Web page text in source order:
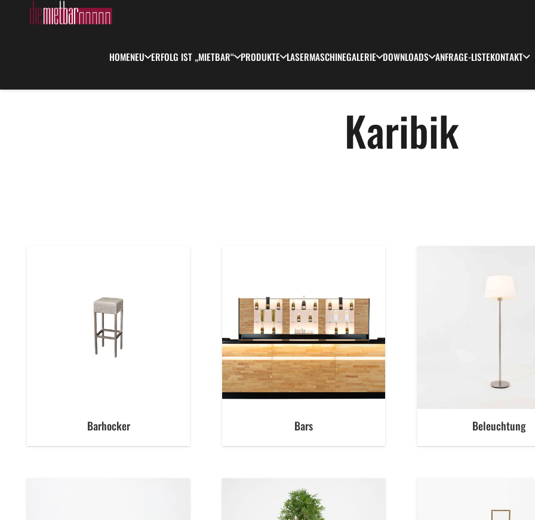
HOMENEU ERFOLG IST „MIETBAR“ PRODUKTE LASERMASCHINEGALERIE DOWNLOADS ANFRAGE-LISTEKONTAKT
Karibik
Barhocker Bars Beleuchtung